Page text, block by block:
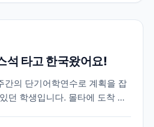
대사관에서 공지한 전세기 소
석 타고 한국왔어요!
간의 단기어학연수로 계획을 잡
던 학생입니다. 몰타에 도착 후